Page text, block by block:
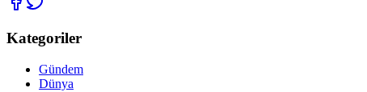
Kategoriler
Gündem
Dünya